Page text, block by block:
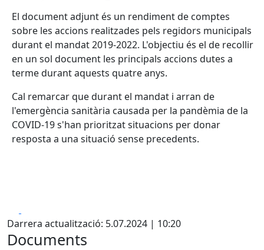
El document adjunt és un rendiment de comptes
sobre les accions realitzades pels regidors municipals
durant el mandat 2019-2022. L'objectiu és el de recollir
en un sol document les principals accions dutes a
terme durant aquests quatre anys.
Cal remarcar que durant el mandat i arran de
l'emergència sanitària causada per la pandèmia de la
COVID-19 s'han prioritzat situacions per donar
resposta a una situació sense precedents.
Darrera actualització: 5.07.2024 | 10:20
Documents